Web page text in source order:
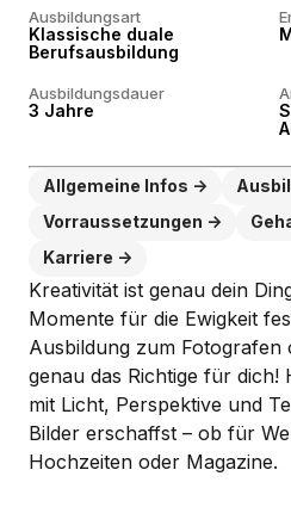
Ausbildungsart
Klassische duale
Berufsausbildung
Ausbildungsdauer
3 Jahre
Allgemeine Infos
Vorraussetzungen
Karriere
Kreativität ist genau dein
Momente für die Ewigkeit
Ausbildung zum
genau das Richtige für dich!
mit Licht, Perspektive und
Bilder erschaffst – ob für
Hochzeiten oder Magazine.